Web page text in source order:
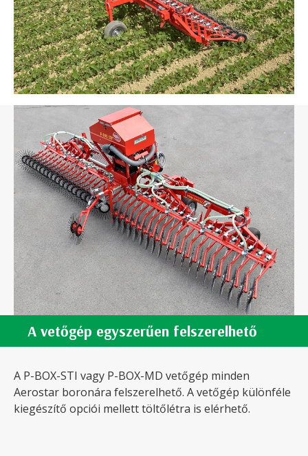
A vetőgép egyszerűen felszerelhető
A P-BOX-STI vagy P-BOX-MD vetőgép minden
Aerostar boronára felszerelhető. A vetőgép különféle
kiegészítő opciói mellett töltőlétra is elérhető.